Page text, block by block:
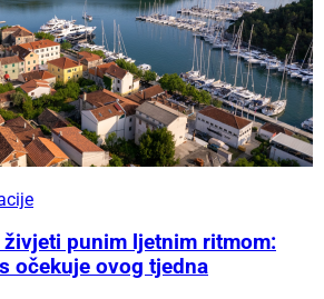
punim ljetnim ritmom:
očekuje ovog tjedna